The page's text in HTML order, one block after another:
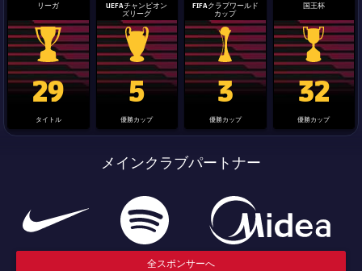
リーガ
La Liga trophy
29
タイトル
UEFAチャンピオン
ズリーグ
Champions League trophy
5
優勝カップ
FIFAクラブワールド
カップ
label.aria.clubworldcup
3
優勝カップ
国王杯
国王杯
32
優勝カップ
メインクラブパートナー
全スポンサーへ